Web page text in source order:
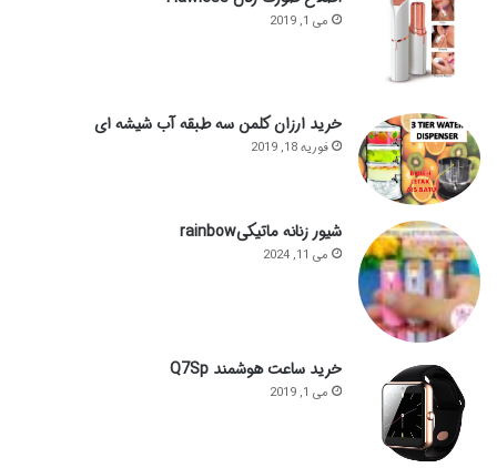
می 1, 2019
خرید ارزان کلمن سه طبقه آب شیشه ای
فوریه 18, 2019
شیور زنانه ماتیکیrainbow
می 11, 2024
خرید ساعت هوشمند Q7Sp
می 1, 2019